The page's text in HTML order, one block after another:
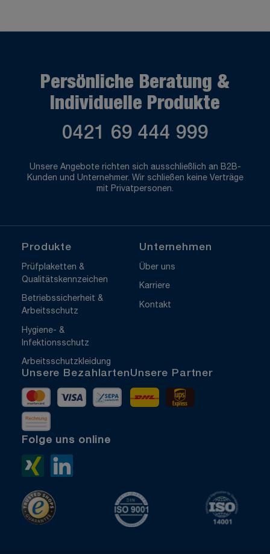
Persönliche Beratung &
Individuelle Produkte
0421 69 444 999
Unsere Angebote richten sich ausschließlich an B2B-
Kunden und Unternehmer. Wir schließen keine Verträge
mit Privatpersonen.
Produkte
Prüfplaketten &
Qualitätskennzeichen
Betriebssicherheit &
Arbeitsschutz
Hygiene- &
Infektionsschutz
Arbeitsschutzkleidung
Unternehmen
Über uns
Karriere
Kontakt
Unsere Bezahlarten
MastercardVisa Vorkasse
Rechnung
Unsere Partner
DHL
Folge uns online
Xing>
ISO 9001 zertifiziert